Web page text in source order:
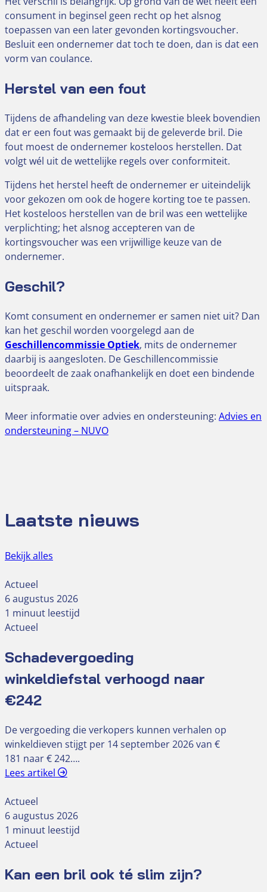
consument in beginsel geen recht op het alsnog
toepassen van een later gevonden kortingsvoucher.
Besluit een ondernemer dat toch te doen, dan is dat een
vorm van coulance.
Herstel van een fout
Tijdens de afhandeling van deze kwestie bleek bovendien
dat er een fout was gemaakt bij de geleverde bril. Die
fout moest de ondernemer kosteloos herstellen. Dat
volgt wél uit de wettelijke regels over conformiteit.
Tijdens het herstel heeft de ondernemer er uiteindelijk
voor gekozen om ook de hogere korting toe te passen.
Het kosteloos herstellen van de bril was een wettelijke
verplichting; het alsnog accepteren van de
kortingsvoucher was een vrijwillige keuze van de
ondernemer.
Geschil?
Komt consument en ondernemer er samen niet uit? Dan
kan het geschil worden voorgelegd aan de
Geschillencommissie Optiek, mits de ondernemer
daarbij is aangesloten. De Geschillencommissie
beoordeelt de zaak onafhankelijk en doet een bindende
uitspraak.
Meer informatie over advies en ondersteuning: Advies en
ondersteuning – NUVO
Laatste nieuws
Bekijk alles
Actueel
6 augustus 2026
1 minuut leestijd
Actueel
Schadevergoeding
winkeldiefstal verhoogd naar
€242
De vergoeding die verkopers kunnen verhalen op
winkeldieven stijgt per 14 september 2026 van €
181 naar € 242….
Lees artikel
Actueel
6 augustus 2026
1 minuut leestijd
Actueel
Kan een bril ook té slim zijn?